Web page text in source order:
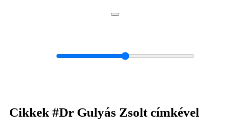
Cikkek #Dr Gulyás Zsoltcímkével